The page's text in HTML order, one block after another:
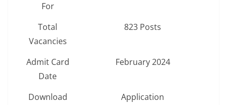
For
Total
Vacancies
823 Posts
Admit Card
Date
February 2024
Download
Application